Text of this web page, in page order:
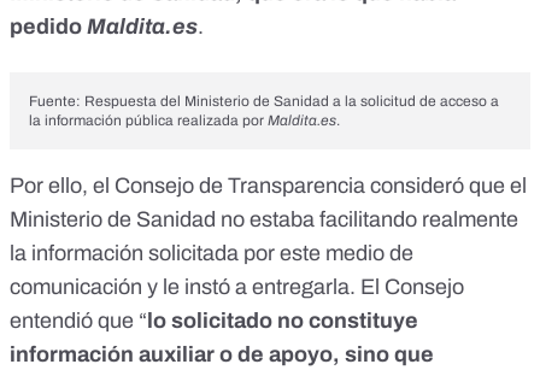
pedido Maldita.es.
Fuente: Respuesta del Ministerio de Sanidad a la solicitud de acceso a
la información pública realizada por Maldita.es.
Por ello, el Consejo de Transparencia consideró que el
Ministerio de Sanidad no estaba facilitando realmente
la información solicitada por este medio de
comunicación y le instó a entregarla. El Consejo
entendió que “lo solicitado no constituye
información auxiliar o de apoyo, sino que